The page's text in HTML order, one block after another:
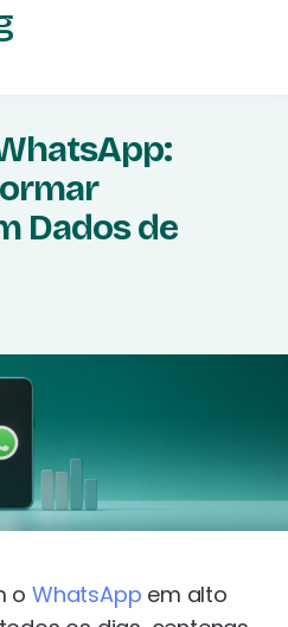
Dados de
o WhatsApp em alto